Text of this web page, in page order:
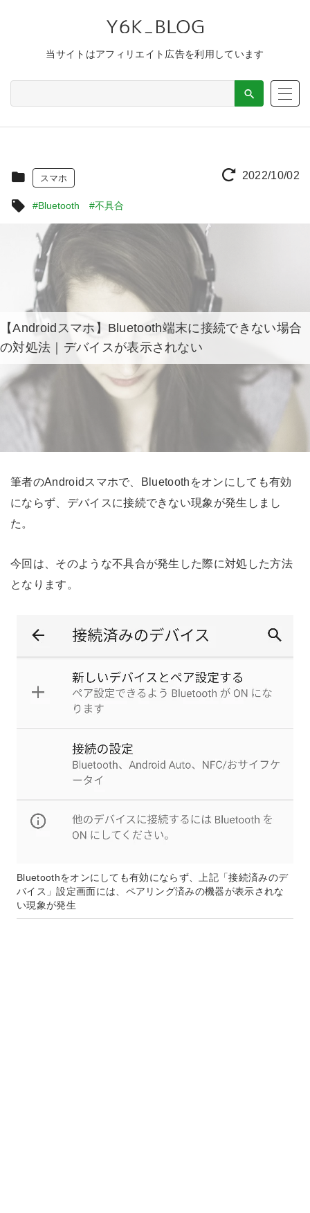
当サイトはアフィリエイト広告を利用しています
2022/10/02
スマホ
#Bluetooth #不具合
【Androidスマホ】Bluetooth端末に接続できない場合
の対処法｜デバイスが表示されない
筆者のAndroidスマホで、Bluetoothをオンにしても有効
にならず、デバイスに接続できない現象が発生しまし
た。
今回は、そのような不具合が発生した際に対処した方法
となります。
Bluetoothをオンにしても有効にならず、上記「接続済みのデ
バイス」設定画面には、ペアリング済みの機器が表示されな
い現象が発生